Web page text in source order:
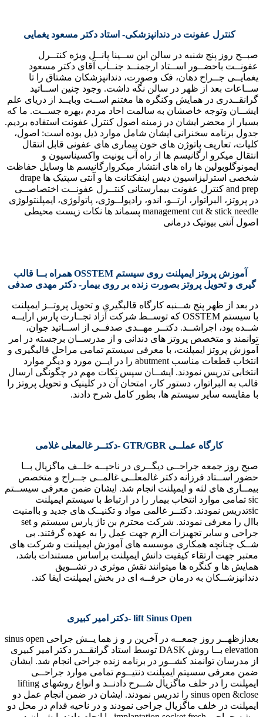
کنترل عفونت در دندانپزشکی- استاد دکتر مسعود یغمایی
صبــح روز پنج شنبه در سالن ابن ســینا پانــل ویژه کنتــرل
عفونــت باحضــور اســتاد ارجمنــد جنــاب آقای دکتر مسعود
یغمایــی جــراح دهان، فک وصورت، دندانپزشکان مشتاق را تا
ســاعات بعد از ظهر در سالن نگه داشت. وجود چنین اســاتید
گرانقــدری در همایش وکنگره ها مغتنم اســت وبایــد از دریای علم
ایشــان وتوجه خاصشان به سالمت احاد مردم ،بهره جســت. ما که
بسیار از محضر ایشان در زمینه اصول کنترل عفونت استفاده بردیم.
جدول برنامه سخنرانی ایشان شامل موارد ذیل بوده است: اصول،
کلیات، تعاریف پاتوژن های خون بیماری های عفونی قابل انتقال
انتقال میکرو ارگانیسم ها از راه آب یونیت واکسیناسیون و
ایمونوگلوبولین ها راه های انتشار میکروارگانیسم ها وسایل حفاظت
شخصی استرلیزاسیون دیس اینفکتانت ها و آنتی سپتیک ها drape
and prep کنترل عفونت بیمارستانی کنتــرل عفونــت اختصاصــی
در پروتز، البراتوار، ارتــو، اندو، رادیولــوژی، پاتولوژی، ایمپلنتولوژی
management cut & stick needle پسماند ها نکات زیست محیطی
اصول آنتی بیوتیک درمانی
آموزش پروتز ایمپلنت روی سیستم OSSTEM همراه بــا قالب
گیری و تحویل پروتز بصورت زنده بر روی بیمار- دکتر مهدی صدفی
در بعد از ظهر پنج شــنبه کارگاه قالبگیری و تحویل پروتــز ایمپلنت
با سیستم OSSTEM که توســط شرکت آزاد تجــارت پارس ارایــه
شــده بود، اجراشــد. دکتــر مهــدی صدفــی از اســاتید جوان،
توانمند و متخصص پروتز های دندانی و از مدرســان برجسته در امر
آموزش پروتز ایمپلنت، با معرفی سیستم تمامی مراحل قالبگیری و
انتخاب قطعات مناسب abutment را در ایــن مورد و دیگر موارد
انتخابی تدریس نمودند. ایشــان سپس نکات مهم در چگونگی ارسال
قالب به البراتوار، دستور کار، امتحان آن در کلینیک و تحویل پروتز را
با مقایسه سایر سیستم ها، بطور کامل شرح دادند.
کارگاه عملــی GTR/GBR -دکتــر غالمعلی غلامی
صبح روز جمعه جراحــی دیگــری در ناحیــه خلــف ماگزیال بــا
حضور اســتاد فرزانه دکتر غالمعلــی غالمــی جــراح و متخصص
بیمــاری های لثه و ایمپلنت انجام شد. ایشان ضمن معرفی سیســتم
sic تمامی موارد انتخاب بیمار را در ارتباط با سیستم ایمپلنت
sicتدریس نمودند. دکتــر غالمی مواد و تکنیــک های جدید و باامنیت
باال را معرفی نمودند. شرکت محترم بن تاژ پارس سیستم و set
جراحی و سایر تجهیزات الزم جهت عمل را به عهده گرفتند. بی
شــک چنانچه همکاری موسسه های آموزش ایمپلنت و شرکت های
معتبر جهت ارتقاء کیفیت دانش ایمپلنت براساس مستندات باشد،
همایش ها و کنگره ها میتوانند نقش موثری در تشــویق
دندانپزشــکان به درمان حرفــه ای در بخش ایمپلنت ایفا کند.
lift Sinus Open -دکتر امیر کبیری
بعدازظهــر روز جمعــه در آخرین ر و ز هما یــش جراحی sinus open
elevation بــا روش DASK توسط استاد گرانقــدر دکتر امیر کبیری
از مدرسان توانمند کشــور در برنامه زنده جراحی انجام شد. ایشان
ضمن معرفی سسیتم ایمپلنت دنتیــوم تمامی موارد جراحــی
ایمپلنت را در خلف ماگزیال شــرح دادنــد و انواع روشهای lifting
sinus open &close را تدریس نمودند. ایشان در ضمن انجام عمل دو
ایمپلنت در خلف ماگزیال جراحی نمودند و در ناحیه قدام در محل دو